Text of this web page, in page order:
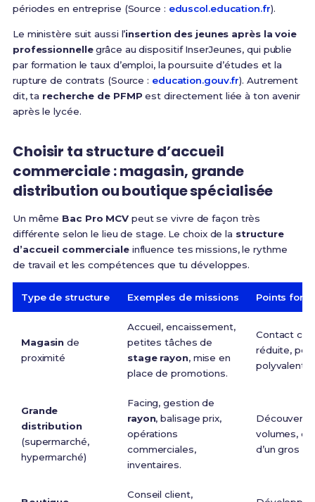
périodes en entreprise (Source : eduscol.education.fr).
Le ministère suit aussi l’insertion des jeunes après la voie
professionnellegrâce au dispositif InserJeunes, qui publie
par formation le taux d’emploi, la poursuite d’études et la
rupture de contrats (Source : education.gouv.fr). Autrement
dit, ta recherche de PFMP est directement liée à ton avenir
après le lycée.
Choisir ta structure d’accueil
commerciale : magasin, grande
distribution ou boutique spécialisée
Un même Bac Pro MCV peut se vivre de façon très
différente selon le lieu de stage. Le choix de la structure
d’accueil commercialeinfluence tes missions, le rythme
de travail et les compétences que tu développes.
Type de structure Exemples de missions Points
Magasin de
proximité
Accueil, encaissement,
petites tâches de
stage rayon, mise en
place de promotions.
Contact
réduite,
polyvalent.
Grande
distribution
(supermarché,
hypermarché)
Facing, gestion de
rayon, balisage prix,
opérations
commerciales,
inventaires.
Découverte
volumes, de
d’un gros
Conseil client,